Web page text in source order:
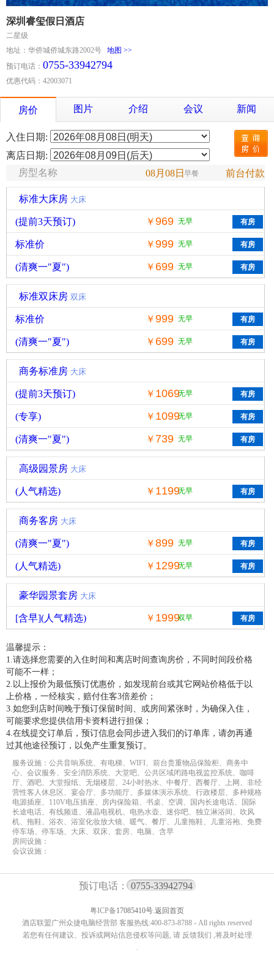
深圳睿玺假日酒店
二星级
地址：华侨城侨城东路2002号 地图 >>
预订电话： 0755-33942794
优惠代码：42003071
房价 图片 介绍 会议 新闻
入住日期:
离店日期:
08月08日早餐 前台付款
房型名称
标准大床房 大床
(提前3天预订) ￥969 无早
标准价 ￥999 无早
(清爽一"夏") ￥ 699 无早
标准双床房 双床
标准价 ￥999 无早
(清爽一"夏") ￥ 699 无早
商务标准房 大床
(提前3天预订) ￥ 1069无早
(专享) ￥ 1099无早
(清爽一"夏") ￥ 739 无早
高级园景房 大床
(人气精选) ￥ 1199无早
商务客房 大床
(清爽一"夏") ￥899 无早
(人气精选) ￥ 1299无早
豪华园景套房 大床
[含早](人气精选) ￥ 1999双早
温馨提示：
1.请选择您需要的入住时间和离店时间查询房价，不同时间段价格
可能不一样；
2.以上报价为最低预订优惠价，如发现前台或其它网站价格低于以
上价格，一经核实，赔付住客3倍差价；
3.如您到店时间晚于预订保留时间、或房间紧张时，为确保入住，
可能要求您提供信用卡资料进行担保；
4.在线提交订单后，预订信息会同步进入我们的订单库，请勿再通
过其他途径预订，以免产生重复预订。
服务设施：公共音响系统、有电梯、WIFI、前台贵重物品保险柜、商务中
心、会议服务、安全消防系统、大堂吧、公共区域闭路电视监控系统、咖啡
厅、酒吧、大堂报纸、无烟楼层、24小时热水、中餐厅、西餐厅、上网、非经
营性客人休息区、宴会厅、多功能厅、多媒体演示系统、行政楼层、多种规格
电源插座、110V电压插座、房内保险箱、书桌、空调、国内长途电话、国际
长途电话、有线频道、液晶电视机、电热水壶、迷你吧、独立淋浴间、吹风
机、拖鞋、浴衣、浴室化妆放大镜、暖气、餐厅、儿童拖鞋、儿童浴袍、免费
停车场、停车场、大床、双床、套房、电脑、含早
房间设施：
会议设施：
预订电话： 0755-33942794
粤ICP备17085410号.返回首页
酒店联盟广州众捷电脑经营部 客服热线:400-873-8788 - All rights reserved
若您有任何建议、投诉或网站信息侵权等问题, 请 反馈我们 ,将及时处理
.